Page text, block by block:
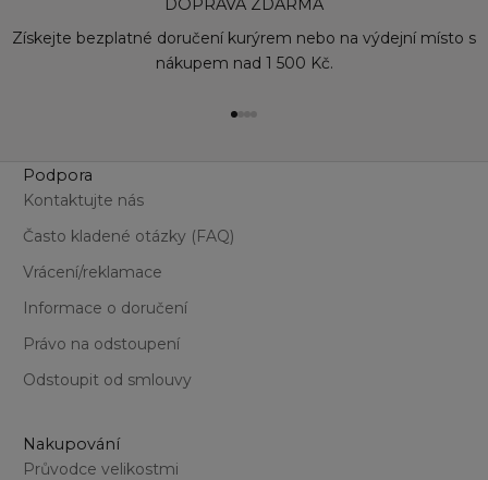
DOPRAVA ZDARMA
Získejte bezplatné doručení kurýrem nebo na výdejní místo s
nákupem nad 1 500 Kč.
Přejít na položku 1
Přejít na položku 2
Podpora
Kontaktujte nás
Často kladené otázky (FAQ)
Vrácení/reklamace
Informace o doručení
Právo na odstoupení
Odstoupit od smlouvy
Nakupování
Průvodce velikostmi